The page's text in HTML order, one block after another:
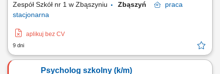
Zespół Szkół nr 1 w Zbąszyniu Zbąszyń
praca
stacjonarna
aplikuj bez CV
9 dni
Psycholog szkolny (k/m)